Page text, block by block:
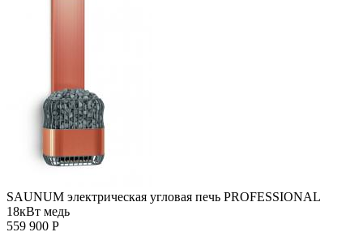
SAUNUM электрическая угловая печь PROFESSIONAL
18кВт медь
559 900 Р